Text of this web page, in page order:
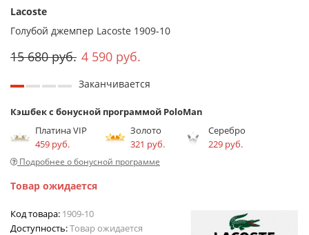
Lacoste
Голубой джемпер Lacoste 1909-10
15 680 руб. 4 590 руб.
Заканчивается
Кэшбек с бонусной программой PoloMan
Платина VIP
459 руб.
Золото
321 руб.
Серебро
229 руб.
Подробнее о бонусной программе
Товар ожидается
Код товара: 1909-10
Доступность:Товар ожидается